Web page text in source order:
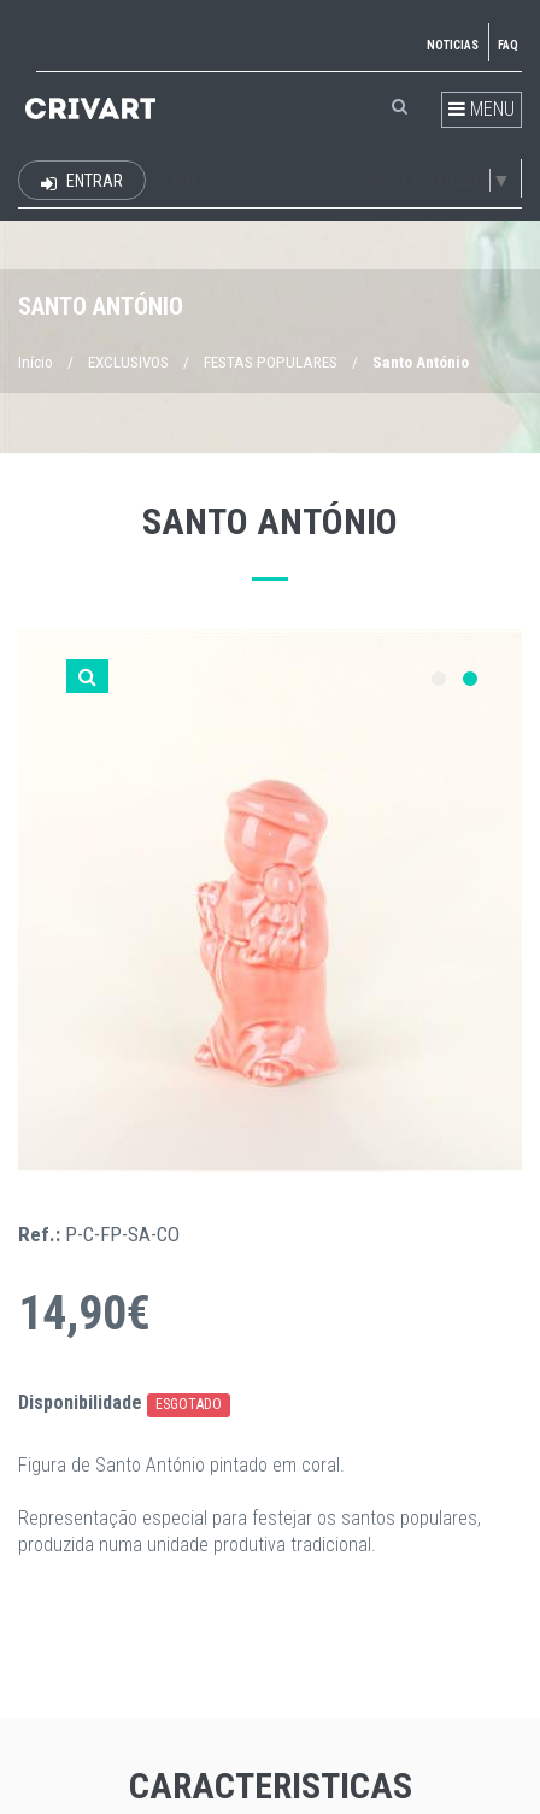
NOTICIAS FAQ
MENU
▼
ENTRAR
SANTO ANTÓNIO
Início / EXCLUSIVOS / FESTAS POPULARES / Santo António
SANTO ANTÓNIO
Ref.: P-C-FP-SA-CO
14,90€
Disponibilidade ESGOTADO
Figura de Santo António pintado em coral.
Representação especial para festejar os santos populares,
produzida numa unidade produtiva tradicional.
CARACTERISTICAS